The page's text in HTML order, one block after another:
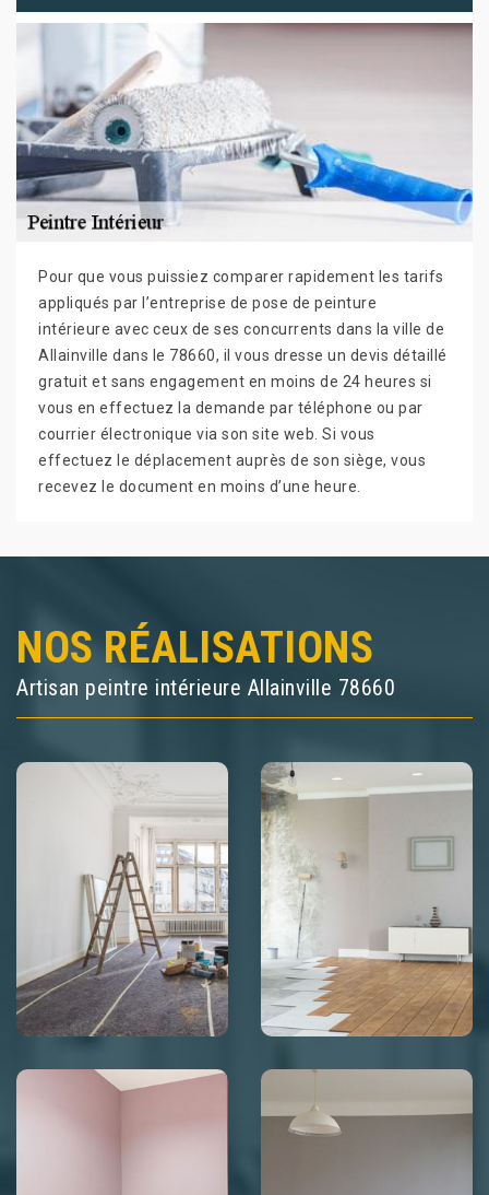
Pour que vous puissiez comparer rapidement les tarifs
appliqués par l’entreprise de pose de peinture
intérieure avec ceux de ses concurrents dans la ville de
Allainville dans le 78660, il vous dresse un devis détaillé
gratuit et sans engagement en moins de 24 heures si
vous en effectuez la demande par téléphone ou par
courrier électronique via son site web. Si vous
effectuez le déplacement auprès de son siège, vous
recevez le document en moins d’une heure.
NOS RÉALISATIONS
Artisan peintre intérieure Allainville 78660